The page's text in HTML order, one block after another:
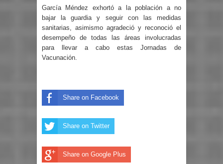
García Méndez exhortó a la población a no
bajar la guardia y seguir con las medidas
sanitarias, asimismo agradeció y reconoció el
desempeño de todas las áreas involucradas
para llevar a cabo estas Jornadas de
Vacunación.
Share on Facebook
Share on Twitter
Share on Google Plus